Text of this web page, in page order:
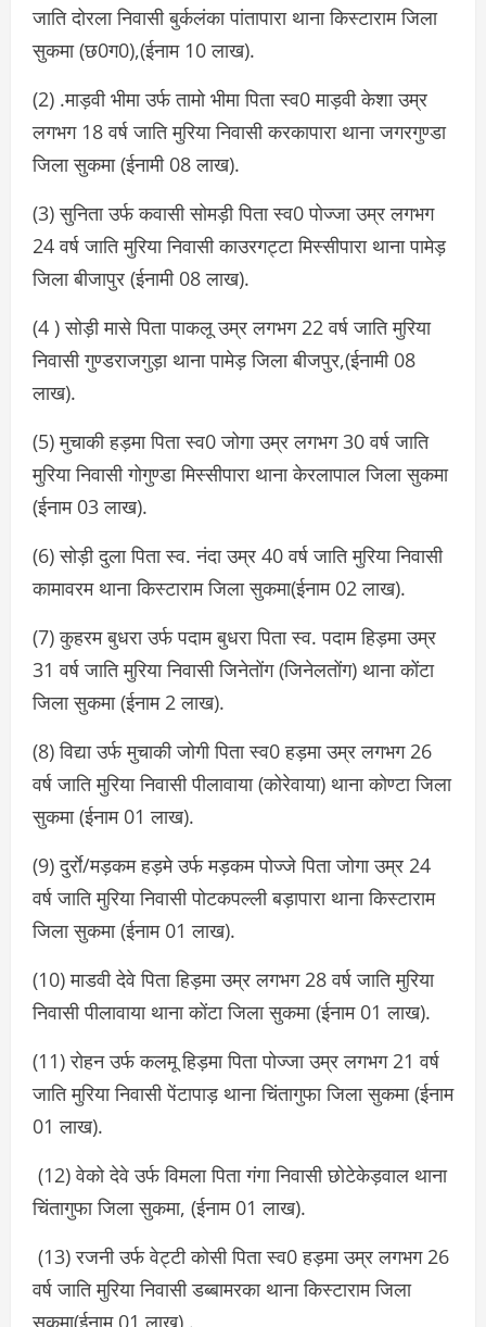
जाति दोरला निवासी बुर्कलंका पांतापारा थाना किस्टाराम जिला
सुकमा (छ0ग0),(ईनाम 10 लाख).
(2) .माड़वी भीमा उर्फ तामो भीमा पिता स्व0 माड़वी केशा उम्र
लगभग 18 वर्ष जाति मुरिया निवासी करकापारा थाना जगरगुण्डा
जिला सुकमा (ईनामी 08 लाख).
(3) सुनिता उर्फ कवासी सोमड़ी पिता स्व0 पोज्जा उम्र लगभग
24 वर्ष जाति मुरिया निवासी काउरगट्टा मिस्सीपारा थाना पामेड़
जिला बीजापुर (ईनामी 08 लाख).
(4 ) सोड़ी मासे पिता पाकलू उम्र लगभग 22 वर्ष जाति मुरिया
निवासी गुण्डराजगुड़ा थाना पामेड़ जिला बीजपुर,(ईनामी 08
लाख).
(5) मुचाकी हड़मा पिता स्व0 जोगा उम्र लगभग 30 वर्ष जाति
मुरिया निवासी गोगुण्डा मिस्सीपारा थाना केरलापाल जिला सुकमा
(ईनाम 03 लाख).
(6) सोड़ी दुला पिता स्व. नंदा उम्र 40 वर्ष जाति मुरिया निवासी
कामावरम थाना किस्टाराम जिला सुकमा(ईनाम 02 लाख).
(7) कुहरम बुधरा उर्फ पदाम बुधरा पिता स्व. पदाम हिड़मा उम्र
31 वर्ष जाति मुरिया निवासी जिनेतोंग (जिनेलतोंग) थाना कोंटा
जिला सुकमा (ईनाम 2 लाख).
(8) विद्या उर्फ मुचाकी जोगी पिता स्व0 हड़मा उम्र लगभग 26
वर्ष जाति मुरिया निवासी पीलावाया (कोरेवाया) थाना कोण्टा जिला
सुकमा (ईनाम 01 लाख).
(9) दुर्राे/मड़कम हड़मे उर्फ मड़कम पोज्जे पिता जोगा उम्र 24
वर्ष जाति मुरिया निवासी पोटकपल्ली बड़ापारा थाना किस्टाराम
जिला सुकमा (ईनाम 01 लाख).
(10) माडवी देवे पिता हिड़मा उम्र लगभग 28 वर्ष जाति मुरिया
निवासी पीलावाया थाना कोंटा जिला सुकमा (ईनाम 01 लाख).
(11) रोहन उर्फ कलमू हिड़मा पिता पोज्जा उम्र लगभग 21 वर्ष
जाति मुरिया निवासी पेंटापाड़ थाना चिंतागुफा जिला सुकमा (ईनाम
01 लाख).
(12) वेको देवे उर्फ विमला पिता गंगा निवासी छोटेकेड़वाल थाना
चिंतागुफा जिला सुकमा, (ईनाम 01 लाख).
(13) रजनी उर्फ वेट्टी कोसी पिता स्व0 हड़मा उम्र लगभग 26
वर्ष जाति मुरिया निवासी डब्बामरका थाना किस्टाराम जिला
सुकमा(ईनाम 01 लाख) .